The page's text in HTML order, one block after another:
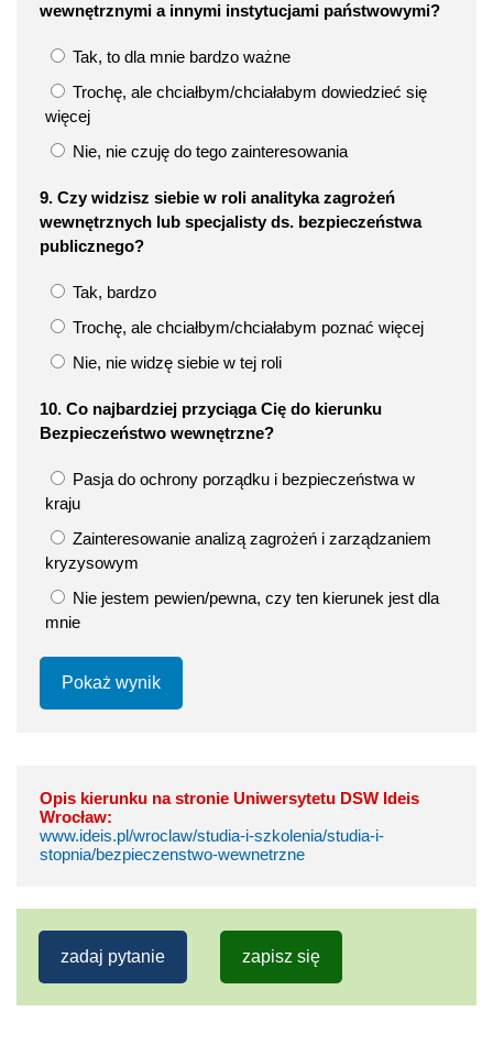
wewnętrznymi a innymi instytucjami państwowymi?
Tak, to dla mnie bardzo ważne
Trochę, ale chciałbym/chciałabym dowiedzieć się
więcej
Nie, nie czuję do tego zainteresowania
9. Czy widzisz siebie w roli analityka zagrożeń
wewnętrznych lub specjalisty ds. bezpieczeństwa
publicznego?
Tak, bardzo
Trochę, ale chciałbym/chciałabym poznać więcej
Nie, nie widzę siebie w tej roli
10. Co najbardziej przyciąga Cię do kierunku
Bezpieczeństwo wewnętrzne?
Pasja do ochrony porządku i bezpieczeństwa w
kraju
Zainteresowanie analizą zagrożeń i zarządzaniem
kryzysowym
Nie jestem pewien/pewna, czy ten kierunek jest dla
mnie
Pokaż wynik
Opis kierunku na stronie Uniwersytetu DSW Ideis
Wrocław:
www.ideis.pl/wroclaw/studia-i-szkolenia/studia-i-
stopnia/bezpieczenstwo-wewnetrzne
zadaj pytanie zapisz się